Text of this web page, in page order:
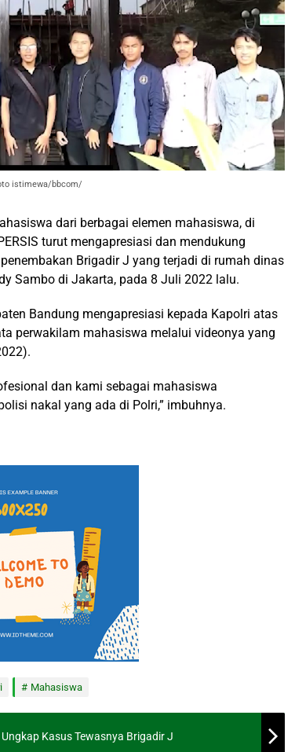
istimewa/bbcom/
dari berbagai elemen mahasiswa, di
turut mengapresiasi dan mendukung
Brigadir J yang terjadi di rumah dinas
Sambo di Jakarta, pada 8 Juli 2022 lalu.
Bandung mengapresiasi kepada Kapolri atas
perwakilam mahasiswa melalui videonya yang
dan kami sebagai mahasiswa
nakal yang ada di Polri,” imbuhnya.
Mahasiswa
Kasus Tewasnya Brigadir J